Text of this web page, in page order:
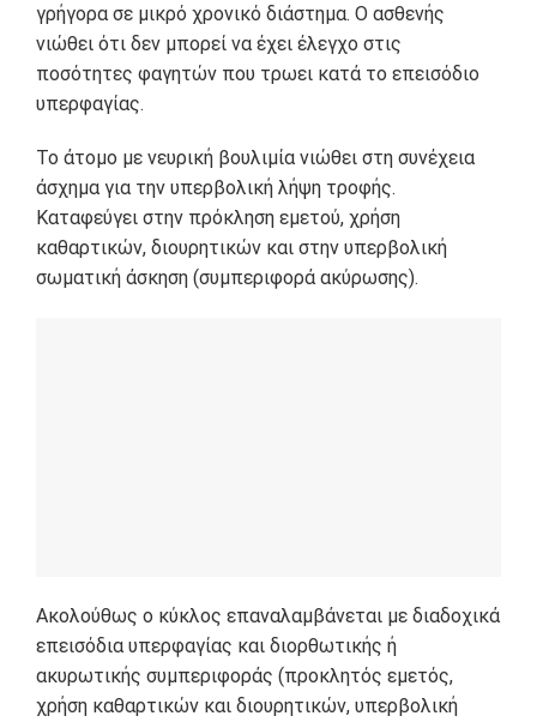
γρήγορα σε μικρό χρονικό διάστημα. Ο ασθενής
νιώθει ότι δεν μπορεί να έχει έλεγχο στις
ποσότητες φαγητών που τρωει κατά το επεισόδιο
υπερφαγίας.
Το άτομο με νευρική βουλιμία νιώθει στη συνέχεια
άσχημα για την υπερβολική λήψη τροφής.
Καταφεύγει στην πρόκληση εμετού, χρήση
καθαρτικών, διουρητικών και στην υπερβολική
σωματική άσκηση (συμπεριφορά ακύρωσης).
Ακολούθως ο κύκλος επαναλαμβάνεται με διαδοχικά
επεισόδια υπερφαγίας και διορθωτικής ή
ακυρωτικής συμπεριφοράς (προκλητός εμετός,
χρήση καθαρτικών και διουρητικών, υπερβολική